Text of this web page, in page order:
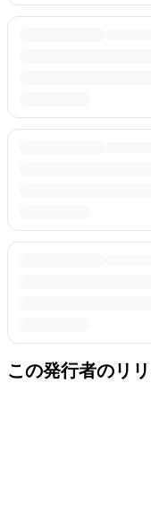
この発行者のリ